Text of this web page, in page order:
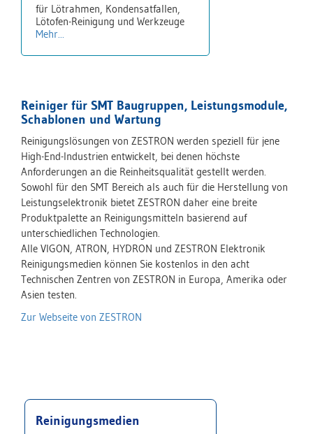
für Lötrahmen, Kondensatfallen,
Lötofen-Reinigung und Werkzeuge
Mehr...
Reiniger für SMT Baugruppen, Leistungsmodule,
Schablonen und Wartung
Reinigungslösungen von ZESTRON werden speziell für jene
High-End-Industrien entwickelt, bei denen höchste
Anforderungen an die Reinheitsqualität gestellt werden.
Sowohl für den SMT Bereich als auch für die Herstellung von
Leistungselektronik bietet ZESTRON daher eine breite
Produktpalette an Reinigungsmitteln basierend auf
unterschiedlichen Technologien.
Alle VIGON, ATRON, HYDRON und ZESTRON Elektronik
Reinigungsmedien können Sie kostenlos in den acht
Technischen Zentren von ZESTRON in Europa, Amerika oder
Asien testen.
Zur Webseite von ZESTRON
Reinigungsmedien